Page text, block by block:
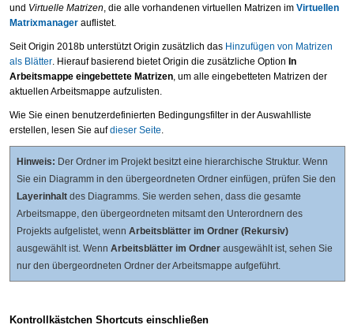
und Virtuelle Matrizen, die alle vorhandenen virtuellen Matrizen im Virtuellen
Matrixmanager auflistet.
Seit Origin 2018b unterstützt Origin zusätzlich das Hinzufügen von Matrizen
als Blätter. Hierauf basierend bietet Origin die zusätzliche Option In
Arbeitsmappe eingebettete Matrizen, um alle eingebetteten Matrizen der
aktuellen Arbeitsmappe aufzulisten.
Wie Sie einen benutzerdefinierten Bedingungsfilter in der Auswahlliste
erstellen, lesen Sie aufdieser Seite
Hinweis: Der Ordner im Projekt besitzt eine hierarchische Struktur. Wenn
Sie ein Diagramm in den übergeordneten Ordner einfügen, prüfen Sie den
Layerinhalt des Diagramms. Sie werden sehen, dass die gesamte
Arbeitsmappe, den übergeordneten mitsamt den Unterordnern des
Projekts aufgelistet, wenn Arbeitsblätter im Ordner (Rekursiv)
ausgewählt ist. Wenn Arbeitsblätter im Ordner ausgewählt ist, sehen Sie
nur den übergeordneten Ordner der Arbeitsmappe aufgeführt.
Kontrollkästchen Shortcuts einschließen